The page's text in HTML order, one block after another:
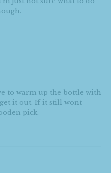
to warm up the bottle with
it out. If it still wont
pick.